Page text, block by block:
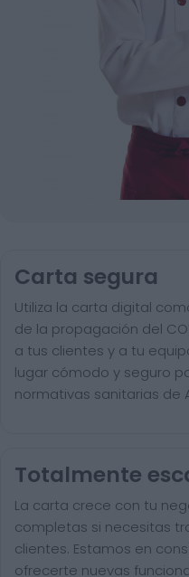
Carta segura
Utiliza la carta digital
de la propagación del
a tus clientes y a tu
lugar cómodo y seguro
normativas sanitarias de
Totalmente
La carta crece con tu
completas si necesitas
clientes. Estamos en
ofrecerte nuevas